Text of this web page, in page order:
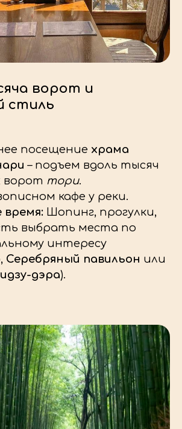
ворот и
стиль
посещение храма
– подъем вдоль тысяч
ворот тори.
кафе у реки.
время: Шопинг, прогулки,
выбрать места по
интересу
Серебряный павильон или
дэра).
В ФУДЗИ